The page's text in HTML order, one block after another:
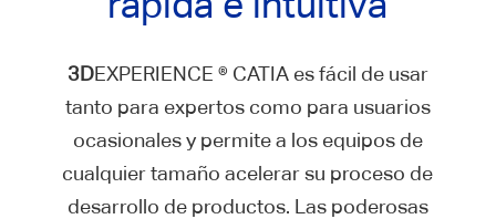
3DEXPERIENCE ® CATIA es fácil de usar
tanto para expertos como para usuarios
ocasionales y permite a los equipos de
cualquier tamaño acelerar su proceso de
desarrollo de productos. Las poderosas